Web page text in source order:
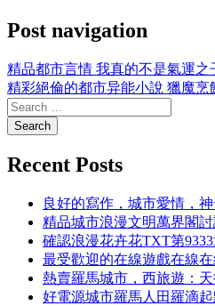
Post navigation
精品都市言情 我真的不是氣運之
精彩絕倫的都市异能小說 獵魔
Recent Posts
良好的寫作，城市愛情，
精品城市浪漫文明萬界閣
確認浪漫花卉花TXT第
最受歡迎的在線遊戲在線
熱賣羅馬城市，西旅遊：
好電源城市羅馬人田羅滴